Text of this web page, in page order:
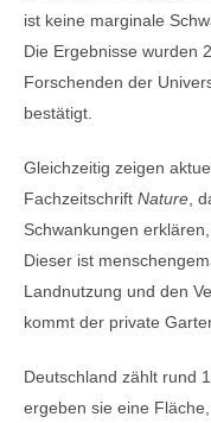
ist keine marginale
Die Ergebnisse wurden
Forschenden der
bestätigt.
Gleichzeitig zeigen
Fachzeitschrift Nature ,
Schwankungen
Dieser ist
Landnutzung und den
kommt der private
Deutschland zählt rund
ergeben sie eine